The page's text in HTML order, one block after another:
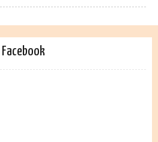
Facebook